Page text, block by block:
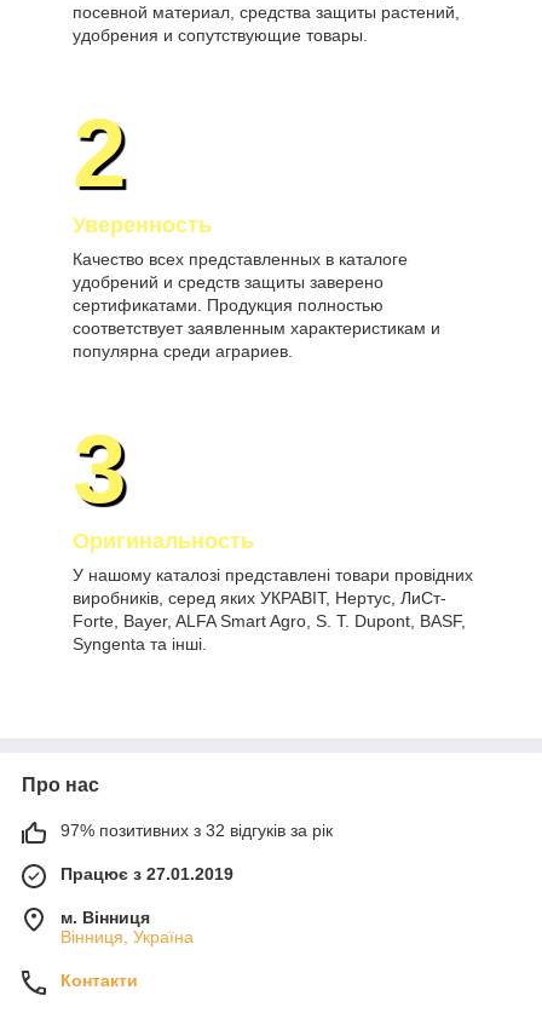
посевной материал, средства защиты растений,
удобрения и сопутствующие товары.
2
Уверенность
Качество всех представленных в каталоге
удобрений и средств защиты заверено
сертификатами. Продукция полностью
соответствует заявленным характеристикам и
популярна среди аграриев.
3
Оригинальность
У нашому каталозі представлені товари провідних
виробників, серед яких УКРАВІТ, Нертус, ЛиСт-
Forte, Bayer, ALFA Smart Agro, S. T. Dupont, BASF,
Syngenta та інші.
Про нас
97% позитивних з 32 відгуків за рік
Працює з 27.01.2019
м. Вінниця
Вінниця, Україна
Контакти